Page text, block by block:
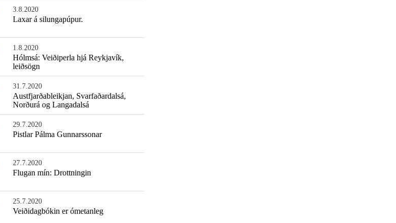
3.8.2020
Laxar á silungapúpur.
1.8.2020
Hólmsá: Veiðiperla hjá Reykjavík,
leiðsögn
31.7.2020
Austfjarðableikjan, Svarfaðardalsá,
Norðurá og Langadalsá
29.7.2020
Pistlar Pálma Gunnarssonar
27.7.2020
Flugan mín: Drottningin
25.7.2020
Veiðidagbókin er ómetanleg